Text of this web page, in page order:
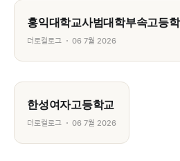
홍익대학교사범대학부속고등
더로컬로그 06 7월 2026
한성여자고등학교
더로컬로그 06 7월 2026